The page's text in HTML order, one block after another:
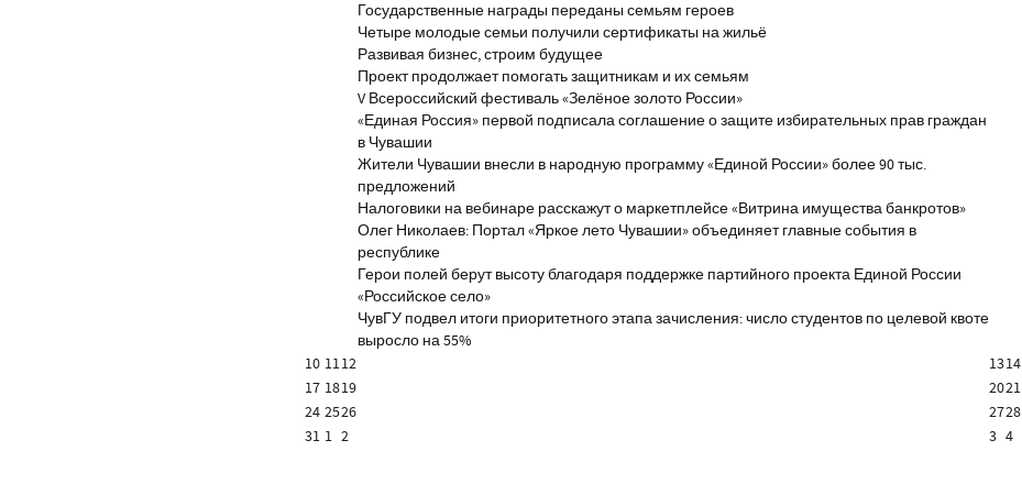
Государственные награды переданы семьям героев
Четыре молодые семьи получили сертификаты на жильё
Развивая бизнес, строим будущее
Проект продолжает помогать защитникам и их семьям
V Всероссийский фестиваль «Зелёное золото России»
«Единая Россия» первой подписала соглашение о защите избирательных прав граждан
в Чувашии
Жители Чувашии внесли в народную программу «Единой России» более 90 тыс.
предложений
Налоговики на вебинаре расскажут о маркетплейсе «Витрина имущества банкротов»
Олег Николаев: Портал «Яркое лето Чувашии» объединяет главные события в
республике
Герои полей берут высоту благодаря поддержке партийного проекта Единой России
«Российское село»
ЧувГУ подвел итоги приоритетного этапа зачисления: число студентов по целевой квоте
выросло на 55%
10 1112 1314
17 1819 2021
24 2526 2728
31 1 2 3 4